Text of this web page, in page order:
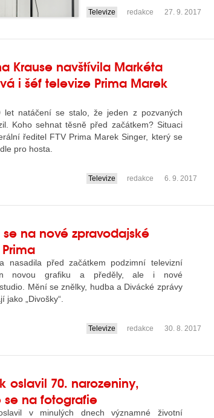
....
Televize redakce 27. 9. 2017
Krause navštívila Markéta
i šéf televize Prima Marek
let natáčení se stalo, že jeden z pozvaných
Koho sehnat těsně před začátkem? Situaci
ředitel FTV Prima Marek Singer, který se
pro hosta.
Televize redakce 6. 9. 2017
na nové zpravodajské
nasadila před začátkem podzimní televizní
novou grafiku a předěly, ale i nové
Mění se znělky, hudba a Divácké zprávy
jako „Divošky“.
Televize redakce 30. 8. 2017
oslavil 70. narozeniny,
na fotografie
v minulých dnech významné životní